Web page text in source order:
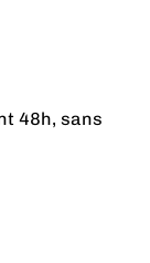
48h, sans